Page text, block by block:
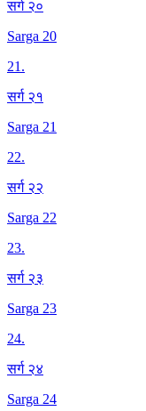
सर्ग २०
Sarga 20
21.
सर्ग २१
Sarga 21
22.
सर्ग २२
Sarga 22
23.
सर्ग २३
Sarga 23
24.
सर्ग २४
Sarga 24